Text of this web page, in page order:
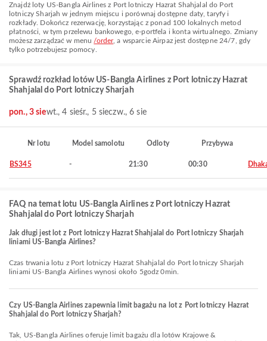
Znajdź loty US-Bangla Airlines z Port lotniczy Hazrat Shahjalal do Port
lotniczy Sharjah w jednym miejscu i porównaj dostępne daty, taryfy i
rozkłady. Dokończ rezerwację, korzystając z ponad 100 lokalnych metod
płatności, w tym przelewu bankowego, e-portfela i konta wirtualnego. Zmiany
możesz zarządzać w menu /order, a wsparcie Airpaz jest dostępne 24/7, gdy
tylko potrzebujesz pomocy.
Sprawdź rozkład lotów US-Bangla Airlines z Port lotniczy Hazrat
Shahjalal do Port lotniczy Sharjah
pon., 3 siewt., 4 sieśr., 5 sieczw., 6 sie
Nr lotu Model samolotu Odloty Przybywa
BS345 - 21:30 00:30
FAQ na temat lotu US-Bangla Airlines z Port lotniczy Hazrat
Shahjalal do Port lotniczy Sharjah
Jak długi jest lot z Port lotniczy Hazrat Shahjalal do Port lotniczy Sharjah
liniami US-Bangla Airlines?
Czas trwania lotu z Port lotniczy Hazrat Shahjalal do Port lotniczy Sharjah
liniami US-Bangla Airlines wynosi około 5godz 0min.
Czy US-Bangla Airlines zapewnia limit bagażu na lot z Port lotniczy Hazrat
Shahjalal do Port lotniczy Sharjah?
Tak, US-Bangla Airlines oferuje limit bagażu dla lotów Krajowe &